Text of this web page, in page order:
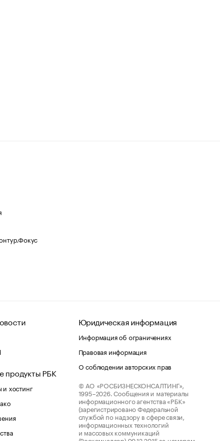
продукты РБК
хостинг
Юридическая информация
Информация об ограничениях
Правовая информация
О соблюдении авторских прав
© АО «РОСБИЗНЕСКОНСАЛТИНГ»,
1995–2026. Сообщения и материалы
информационного агентства «РБК»
(зарегистрировано Федеральной
службой по надзору в сфере связи,
информационных технологий
и массовых коммуникаций